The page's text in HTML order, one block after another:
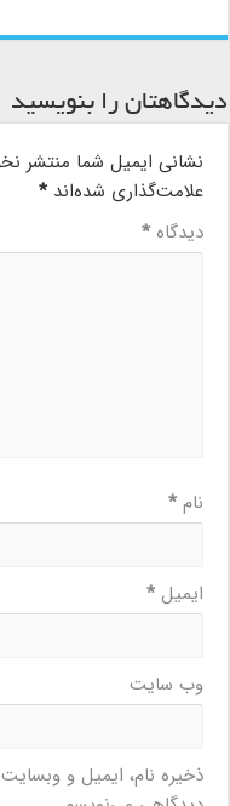
دیدگاهتان را بنویسید
نشانی ایمیل شما منتشر
علامت‌گذاری شده‌اند*
دیدگاه*
نام*
ایمیل*
وب‌ سایت
ذخیره نام، ایمیل و